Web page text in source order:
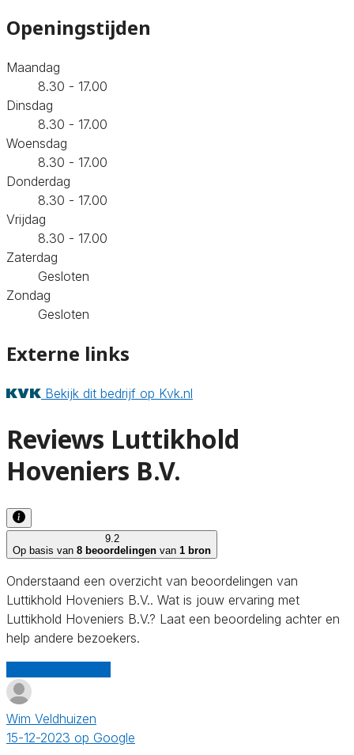
Openingstijden
Maandag
8.30 - 17.00
Dinsdag
8.30 - 17.00
Woensdag
8.30 - 17.00
Donderdag
8.30 - 17.00
Vrijdag
8.30 - 17.00
Zaterdag
Gesloten
Zondag
Gesloten
Externe links
Bekijk dit bedrijf op Kvk.nl
Reviews Luttikhold
Hoveniers B.V.
9.2
Op basis van 8 beoordelingen van 1 bron
Onderstaand een overzicht van beoordelingen van
Luttikhold Hoveniers B.V.. Wat is jouw ervaring met
Luttikhold Hoveniers B.V.? Laat een beoordeling achter en
help andere bezoekers.
Wim Veldhuizen
15-12-2023 op Google